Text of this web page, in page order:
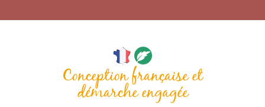
Conception française et
démarche engagée